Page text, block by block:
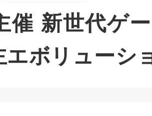
催 新世代ゲ
エボリューシ